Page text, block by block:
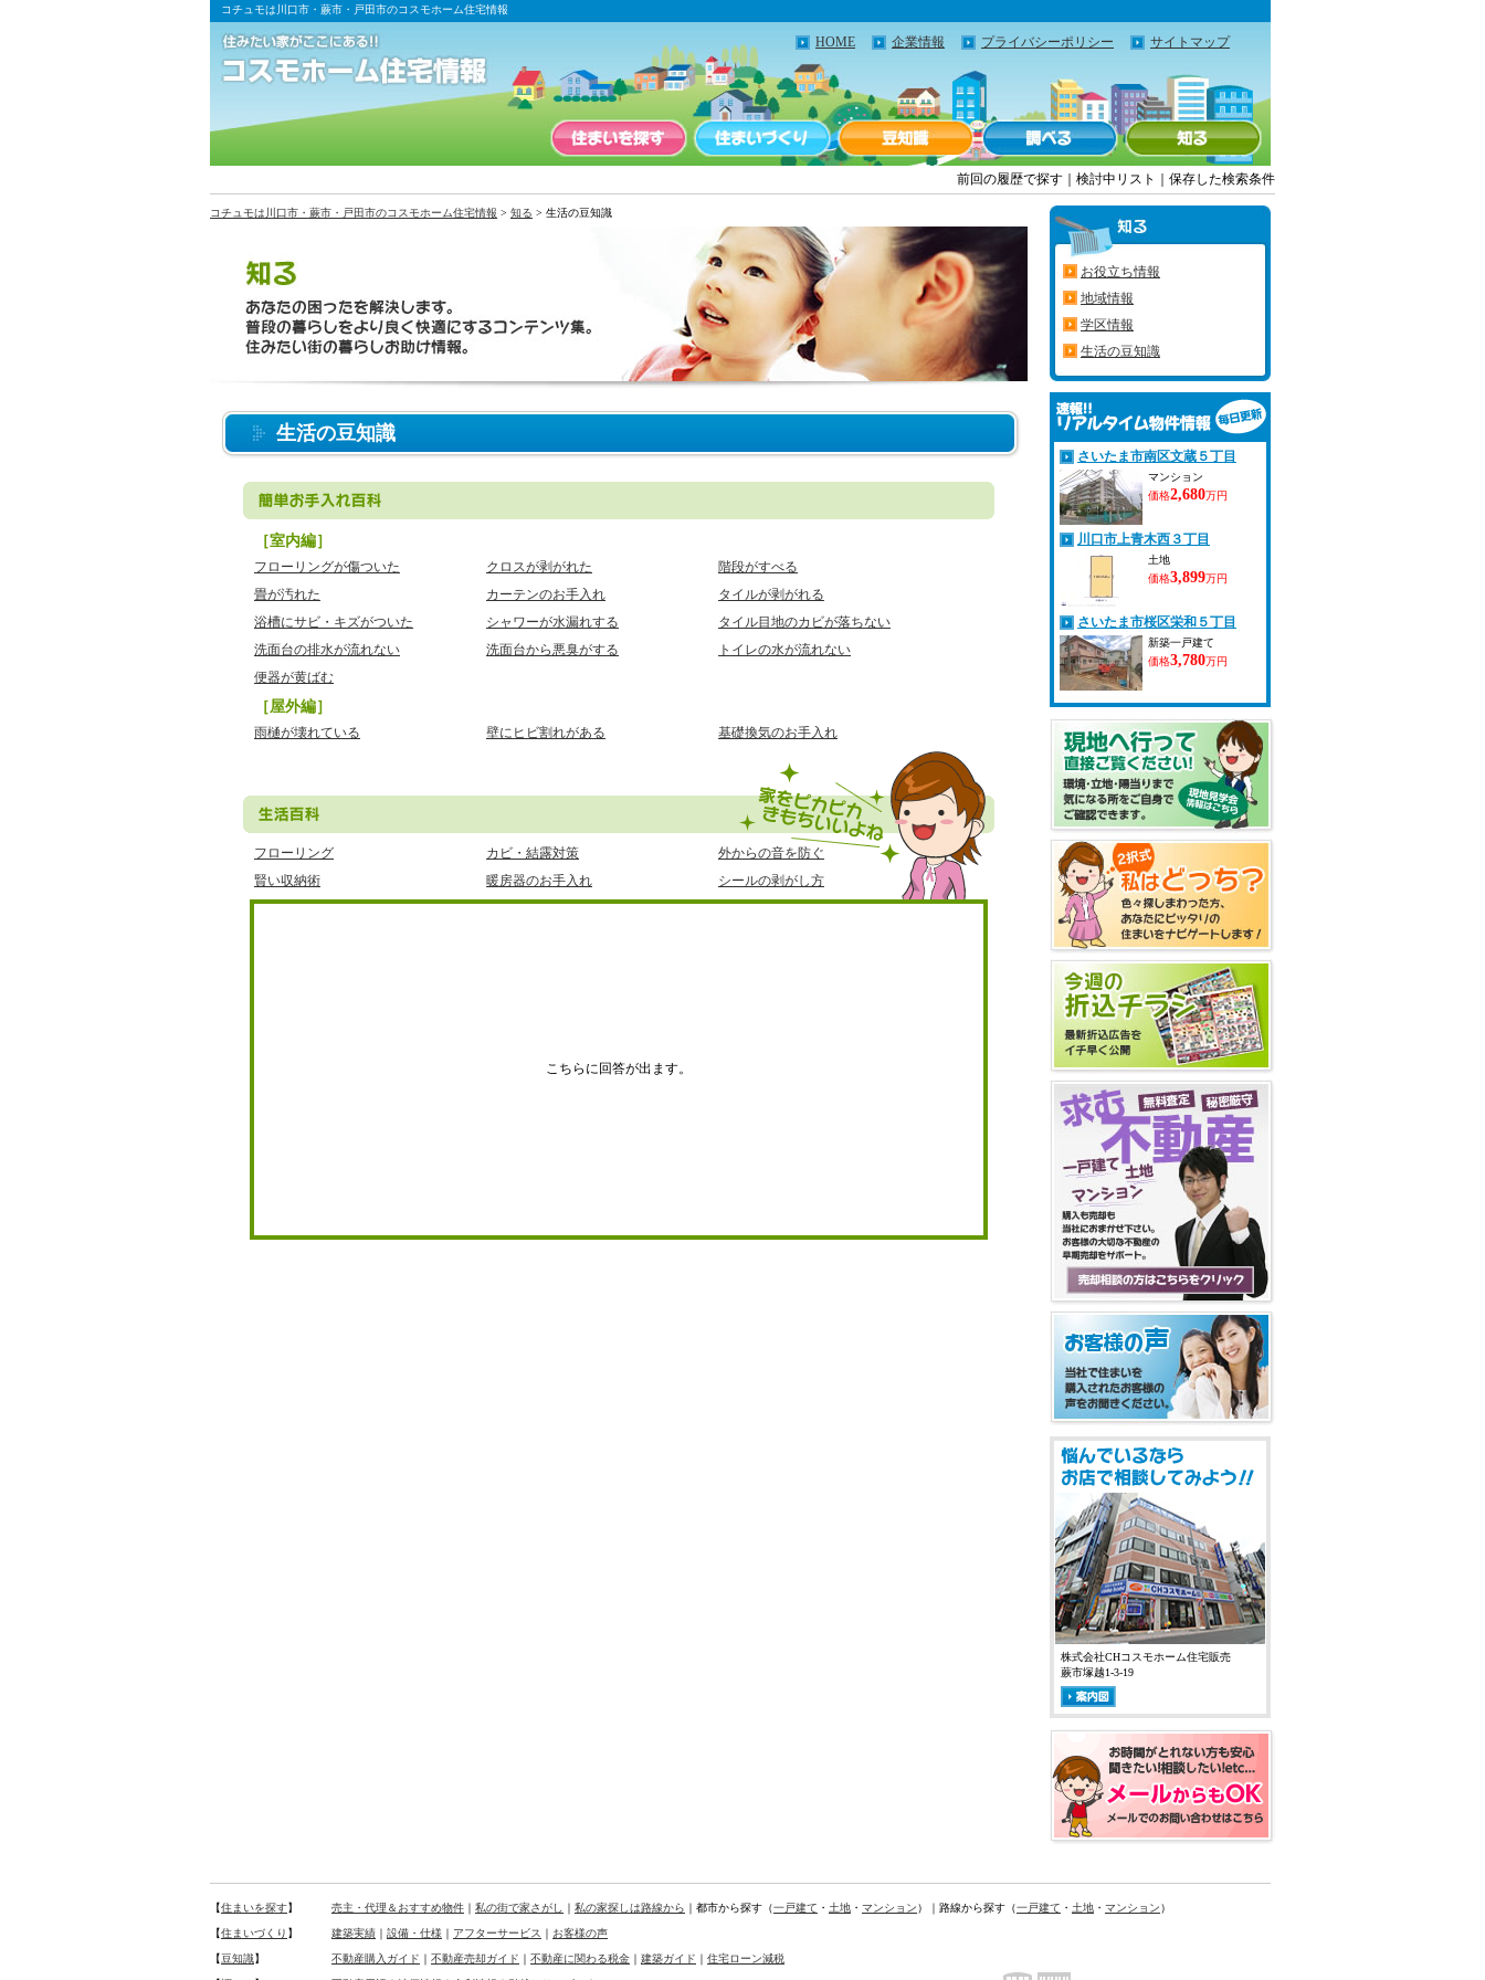
コチュモは川口市・蕨市・戸田市のコスモホーム住宅情報
HOME 企業情報 プライバシーポリシー サイトマップ
前回の履歴で探す 検討中リスト 保存した検索条件
コチュモは川口市・蕨市・戸田市のコスモホーム住宅情報 > 知る > 生活の豆知識
生活の豆知識
［室内編］
フローリングが傷ついた クロスが剥がれた
階段がすべる
畳が汚れた
カーテンのお手入れ
タイルが剥がれる
浴槽にサビ・キズがついた
シャワーが水漏れする
タイル目地のカビが落ちない
洗面台の排水が流れない
洗面台から悪臭がする
トイレの水が流れない
便器が黄ばむ
［屋外編］
雨樋が壊れている 壁にヒビ割れがある 基礎換気のお手入れ
フローリング カビ・結露対策
外からの音を防ぐ
賢い収納術
暖房器のお手入れ シールの剥がし方
お役立ち情報
地域情報
学区情報
生活の豆知識
さいたま市南区文蔵５丁目
マンション
価格2,680万円
川口市上青木西３丁目
土地
価格3,899万円
さいたま市桜区栄和５丁目
新築一戸建て
価格3,780万円
株式会社CHコスモホーム住宅販売
蕨市塚越1-3-19
【住まいを探す】 売主・代理＆おすすめ物件 ｜ 私の街で家さがし ｜ 私の家探しは路線から ｜都市から探す（一戸建て ・ 土地 ・ マンション）｜路線から探す（一戸建て ・ 土地 ・ マンション）
【住まいづくり 】 建築実績 ｜ 設備・仕様 ｜ アフターサービス ｜ お客様の声
【豆知識】 不動産購入ガイド ｜ 不動産売却ガイド ｜ 不動産に関わる税金 ｜ 建築ガイド ｜ 住宅ローン減税